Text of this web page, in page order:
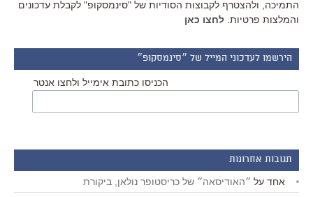
התמיכה, ולהצטרף לקבוצות הסודיות של "סינמסקופ" לקבלת עדכונים
והמלצות פרטיות. לחצו כאן
הירשמו לעדכוני המייל של ״סינמסקופ״
הכניסו כתובת אימייל ולחצו אנטר
תגובות אחרונות
אחד על ״האודיסאה״ של כריסטופר נולאן, ביקורת